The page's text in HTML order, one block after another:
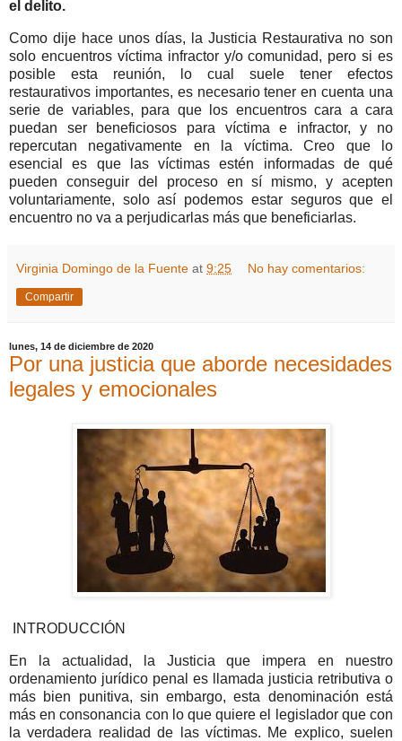
el delito.
Como dije hace unos días, la Justicia Restaurativa no son
solo encuentros víctima infractor y/o comunidad, pero si es
posible esta reunión, lo cual suele tener efectos
restaurativos importantes, es necesario tener en cuenta una
serie de variables, para que los encuentros cara a cara
puedan ser beneficiosos para víctima e infractor, y no
repercutan negativamente en la víctima. Creo que lo
esencial es que las víctimas estén informadas de qué
pueden conseguir del proceso en sí mismo, y acepten
voluntariamente, solo así podemos estar seguros que el
encuentro no va a perjudicarlas más que beneficiarlas.
Virginia Domingo de la Fuente at 9:25 No hay comentarios:
Compartir
lunes, 14 de diciembre de 2020
Por una justicia que aborde necesidades
legales y emocionales
INTRODUCCIÓN
En la actualidad, la Justicia que impera en nuestro
ordenamiento jurídico penal es llamada justicia retributiva o
más bien punitiva, sin embargo, esta denominación está
más en consonancia con lo que quiere el legislador que con
la verdadera realidad de las víctimas. Me explico, suelen